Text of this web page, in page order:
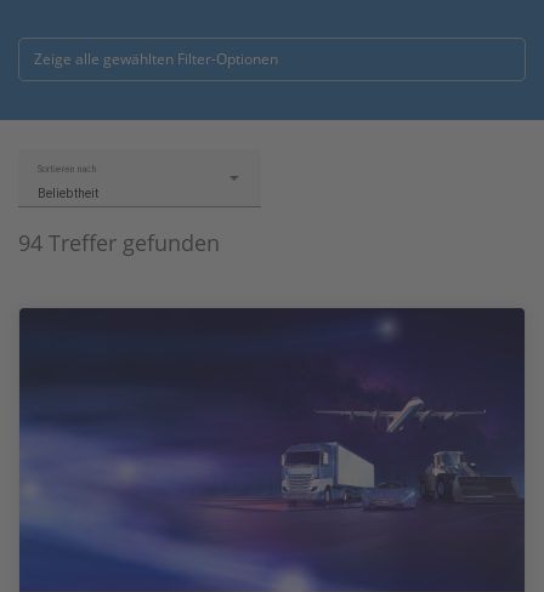
Zeige alle gewählten Filter-Optionen
94 Treffer gefunden
Sortieren nach:
Beliebtheit